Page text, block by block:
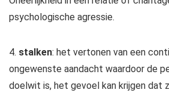
psychologische agressie.
4. stalken: het vertonen van een
ongewenste aandacht waardoor de
doelwit is, het gevoel kan krijgen dat